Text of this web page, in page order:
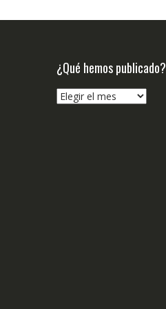
¿Qué hemos publicado?
¿Qué